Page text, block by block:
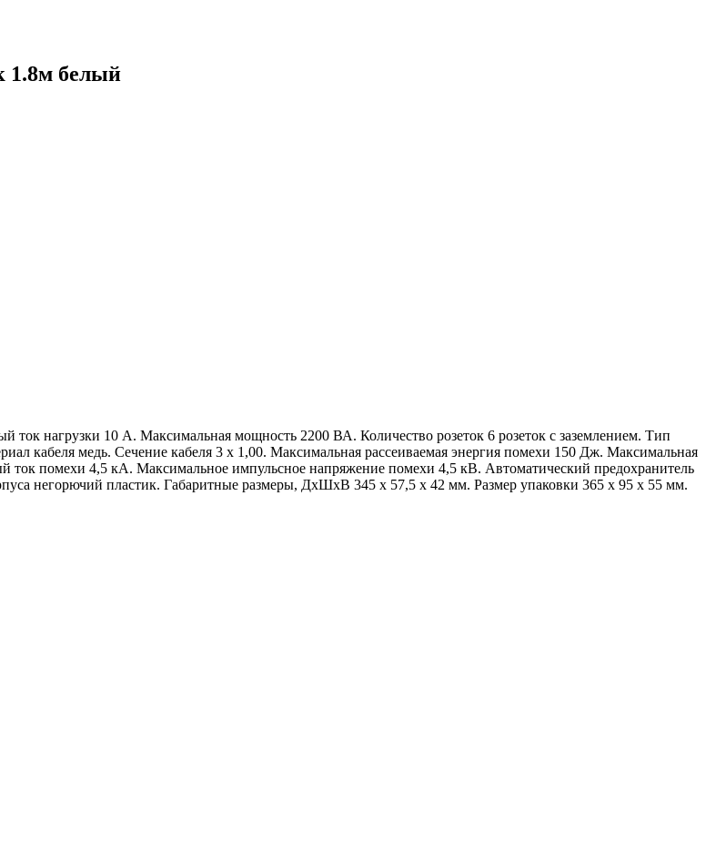
1.8м белый
нагрузки 10 А. Максимальная мощность 2200 ВА. Количество розеток 6 розеток с заземлением. Тип
кабеля медь. Сечение кабеля 3 x 1,00. Максимальная рассеиваемая энергия помехи 150 Дж. Максимальная
помехи 4,5 кА. Максимальное импульсное напряжение помехи 4,5 кВ. Автоматический предохранитель
негорючий пластик. Габаритные размеры, ДхШхВ 345 x 57,5 x 42 мм. Размер упаковки 365 x 95 x 55 мм.